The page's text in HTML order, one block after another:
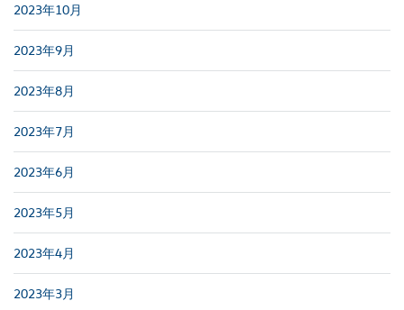
2023年10月
2023年9月
2023年8月
2023年7月
2023年6月
2023年5月
2023年4月
2023年3月